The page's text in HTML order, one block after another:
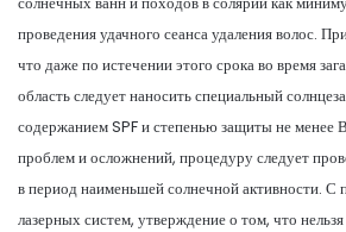
проведения удачного сеанса удаления волос.
что даже по истечении этого срока во время
область следует наносить специальный
содержанием SPF и степенью защиты не менее
проблем и осложнений, процедуру следует
в период наименьшей солнечной активности. С
лазерных систем, утверждение о том, что